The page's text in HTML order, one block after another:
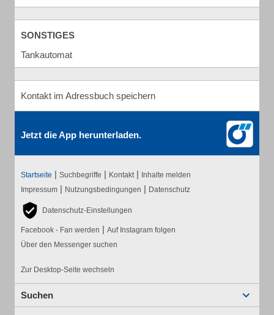
SONSTIGES
Tankautomat
Kontakt im Adressbuch speichern
Jetzt die App herunterladen.
Startseite | Suchbegriffe | Kontakt | Inhalte melden
Impressum | Nutzungsbedingungen | Datenschutz
Datenschutz-Einstellungen
Facebook - Fan werden | Auf Instagram folgen
Über den Messenger suchen
Zur Desktop-Seite wechseln
Suchen